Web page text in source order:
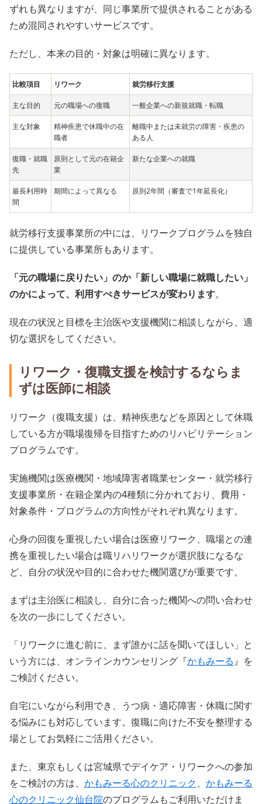
ずれも異なりますが、同じ事業所で提供されることがある
ため混同されやすいサービスです。
ただし、本来の目的・対象は明確に異なります。
比較項目 リワーク 就労移行支援
主な目的 元の職場への復職 一般企業への新規就職・転職
主な対象
精神疾患で休職中の在
職者
離職中または未就労の障害・疾患の
ある人
復職・就職
先
原則として元の在籍企
業
新たな企業への就職
最長利用時
間
期間によって異なる 原則2年間（審査で1年延長化）
就労移行支援事業所の中には、リワークプログラムを独自
に提供している事業所もあります。
「元の職場に戻りたい」のか「新しい職場に就職したい」
のかによって、利用すべきサービスが変わります。
現在の状況と目標を主治医や支援機関に相談しながら、適
切な選択をしてください。
リワーク・復職支援を検討するならま
ずは医師に相談
リワーク（復職支援）は、精神疾患などを原因として休職
している方が職場復帰を目指すためのリハビリテーション
プログラムです。
実施機関は医療機関・地域障害者職業センター・就労移行
支援事業所・在籍企業内の4種類に分かれており、費用・
対象条件・プログラムの方向性がそれぞれ異なります。
心身の回復を重視したい場合は医療リワーク、職場との連
携を重視したい場合は職リハリワークが選択肢になるな
ど、自分の状況や目的に合わせた機関選びが重要です。
まずは主治医に相談し、自分に合った機関への問い合わせ
を次の一歩にしてください。
「リワークに進む前に、まず誰かに話を聞いてほしい」と
いう方には、オンラインカウンセリング『かもみーる』を
ご検討ください。
自宅にいながら利用でき、うつ病・適応障害・休職に関す
る悩みにも対応しています。復職に向けた不安を整理する
場としてお気軽にご活用ください。
また、東京もしくは宮城県でデイケア・リワークへの参加
をご検討の方は、 かもみーる心のクリニック、 かもみーる
心のクリニック仙台院のプログラムもご利用いただけま